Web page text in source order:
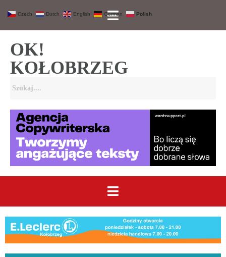
OK!
KOŁOBRZEG
Czech Dutch English German Polish